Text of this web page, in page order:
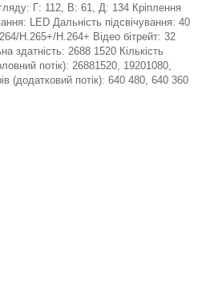
Г: 112, В: 61, Д: 134 Кріплення
LED Дальність підсвічування: 40
H.265+/H.264+ Відео бітрейт: 32
здатність: 2688 1520 Кількість
потік): 26881520, 19201080,
(додатковий потік): 640 480, 640 360